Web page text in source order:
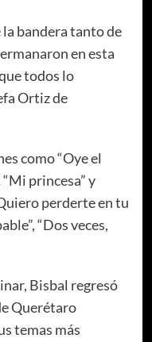
bandera tanto de
en esta
todos lo
Ortiz de
como “Oye el
“Mi princesa” y
perderte en tu
“Dos veces,
Bisbal regresó
Querétaro
temas más